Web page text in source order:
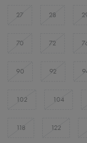
27 28
70 72
90 92
102 104
118 122